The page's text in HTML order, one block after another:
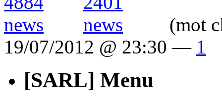
(mot
19/07/2012 @ 23:30 — 1
[SARL] Menu